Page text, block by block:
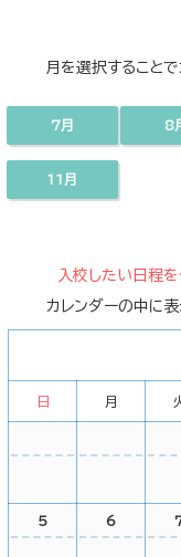
月を選択すること
7月 8
11月
入校したい日程を
カレンダーの中に
日 月
5 6